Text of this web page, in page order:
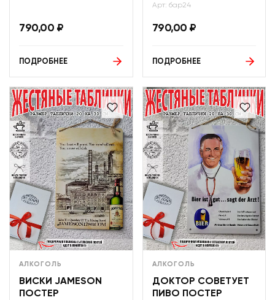
790,00 ₽
ПОДРОБНЕЕ
Арт: бар24
790,00 ₽
ПОДРОБНЕЕ
АЛКОГОЛЬ
ВИСКИ JAMESON
ПОСТЕР
АЛКОГОЛЬ
ДОКТОР СОВЕТУЕТ
ПИВО ПОСТЕР